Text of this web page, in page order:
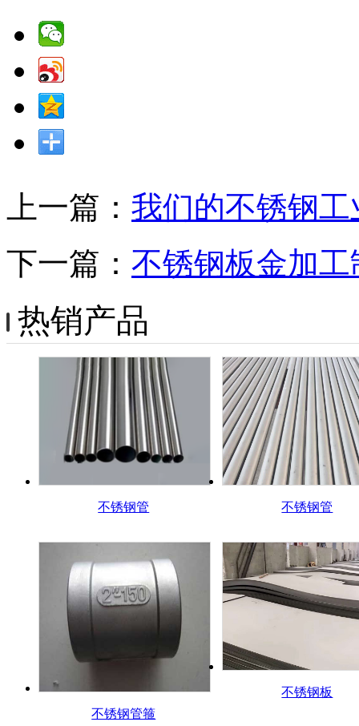
上一篇： 我们的不锈钢
下一篇： 不锈钢板金加
热销产品
不锈钢管 不锈钢管
不锈钢管箍
不锈钢板